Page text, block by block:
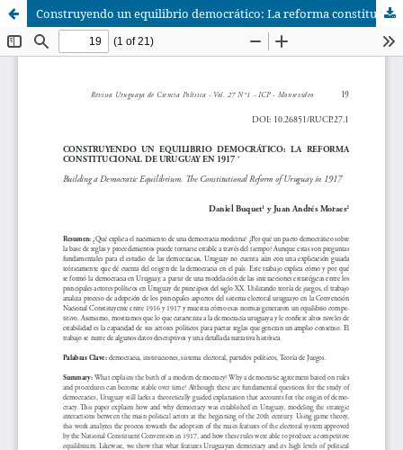
Construyendo un equilibrio democrático: La reforma constitucional de Uruguay en 1917